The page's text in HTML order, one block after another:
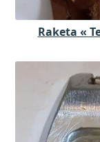
Raketa «